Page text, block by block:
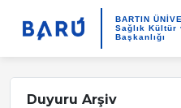
BARTIN
Sağlık Kültür
Başkanlığı
Duyuru Arşiv